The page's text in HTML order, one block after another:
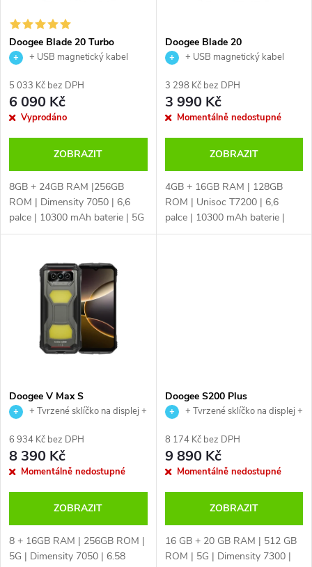
í
p
r
o
u
k
s
p
r
o
d
u
k
Doogee Blade 20 Turbo
+ USB magnetický kabel
5 033 Kč bez DPH
6 090 Kč
Vyprodáno
ZOBRAZIT
8GB + 24GB RAM |256GB
ROM | Dimensity 7050 | 6,6
palce | 10300 mAh baterie | 5G
| IP68 | NFC | české LTE |
tenké tělo | Android 15 | dual
Doogee Blade 20
+ USB magnetický kabel
3 298 Kč bez DPH
3 990 Kč
Momentálně nedostupné
ZOBRAZIT
4GB + 16GB RAM | 128GB
ROM | Unisoc T7200 | 6,6
palce | 10300 mAh baterie |
IP68 | NFC | české LTE | 16MPx
Doogee V Max S
+ Tvrzené sklíčko na displej +
6 934 Kč bez DPH
8 390 Kč
Momentálně nedostupné
ZOBRAZIT
8 + 16GB RAM | 256GB ROM |
5G | Dimensity 7050 | 6.58
Doogee S200 Plus
+ Tvrzené sklíčko na displej +
8 174 Kč bez DPH
9 890 Kč
Momentálně nedostupné
ZOBRAZIT
16 GB + 20 GB RAM | 512 GB
ROM | 5G | Dimensity 7300 |